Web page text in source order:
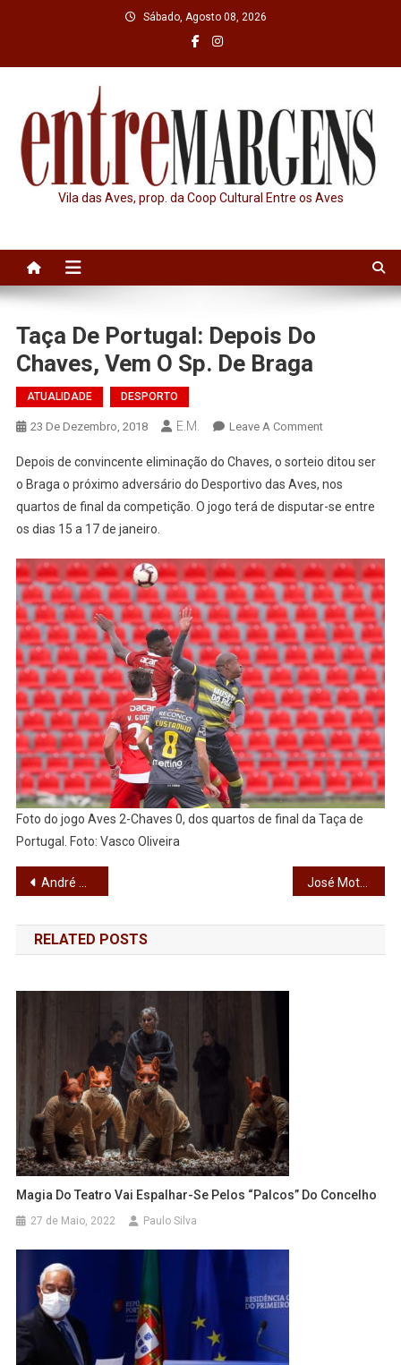
Sábado, Agosto 08, 2026
Vila das Aves, prop. da Coop Cultural Entre os Aves
Taça De Portugal: Depois Do
Chaves, Vem O Sp. De Braga
ATUALIDADE DESPORTO
23 De Dezembro, 2018 E.M. Leave A CommentOn
De
Portugal:
Depois
Vem
O
Sp.
De
Braga
Depois de convincente eliminação do Chaves, o sorteio ditou ser
o Braga o próximo adversário do Desportivo das Aves, nos
quartos de final da competição. O jogo terá de disputar-se entre
os dias 15 a 17 de janeiro.
Foto do jogo Aves 2-Chaves 0, dos quartos de final da Taça de
Portugal. Foto: Vasco Oliveira
Navegação
de
artigos
André Mesquita e seleção portuguesa apurados para a final do Europeu
RELATED POSTS
Magia Do Teatro Vai Espalhar-Se Pelos “Palcos” Do Concelho
27 de Maio, 2022 Paulo Silva